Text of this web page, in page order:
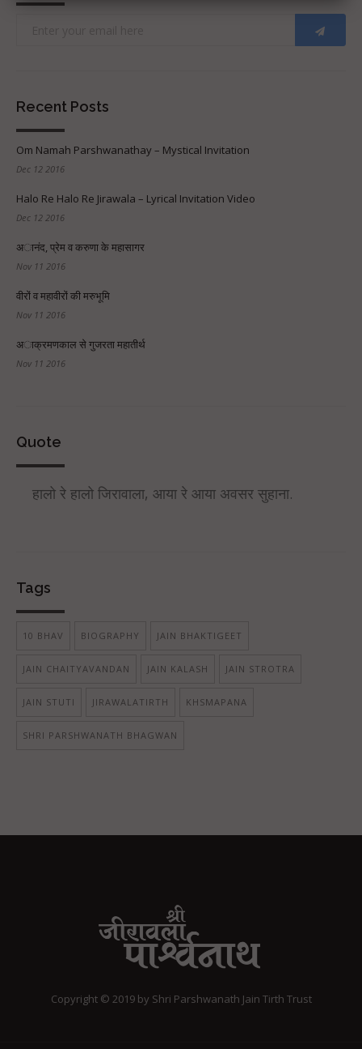
Recent Posts
Om Namah Parshwanathay – Mystical Invitation
Dec 12 2016
Halo Re Halo Re Jirawala – Lyrical Invitation Video
Dec 12 2016
अानंद, प्रेम व करुणा के महासागर
Nov 11 2016
वीरों व महावीरों की मरुभूमि
Nov 11 2016
अाक्रमणकाल से गुजरता महातीर्थ
Nov 11 2016
Quote
हालो रे हालो जिरावाला, आया रे आया अवसर सुहाना.
Tags
10 BHAV BIOGRAPHY JAIN BHAKTIGEET
JAIN CHAITYAVANDAN JAIN KALASH JAIN STROTRA
JAIN STUTI JIRAWALATIRTH KHSMAPANA
SHRI PARSHWANATH BHAGWAN
Copyright © 2019 by Shri Parshwanath Jain Tirth Trust